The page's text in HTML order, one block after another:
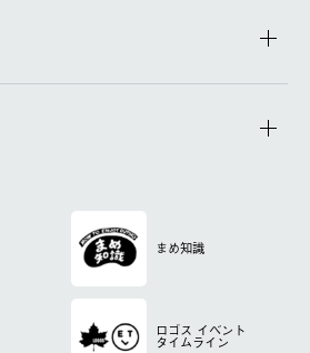
まめ知識
ロゴス イベント
タイムライン